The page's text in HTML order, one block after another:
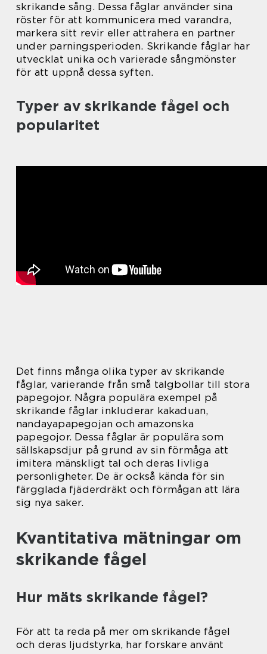
skrikande sång. Dessa fåglar använder sina
röster för att kommunicera med varandra,
markera sitt revir eller attrahera en partner
under parningsperioden. Skrikande fåglar har
utvecklat unika och varierade sångmönster
för att uppnå dessa syften.
Typer av skrikande fågel och
popularitet
Det finns många olika typer av skrikande
fåglar, varierande från små talgbollar till stora
papegojor. Några populära exempel på
skrikande fåglar inkluderar kakaduan,
nandayapapegojan och amazonska
papegojor. Dessa fåglar är populära som
sällskapsdjur på grund av sin förmåga att
imitera mänskligt tal och deras livliga
personligheter. De är också kända för sin
färgglada fjäderdräkt och förmågan att lära
sig nya saker.
Kvantitativa mätningar om
skrikande fågel
Hur mäts skrikande fågel?
För att ta reda på mer om skrikande fågel
och deras ljudstyrka, har forskare använt